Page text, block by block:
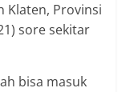
Klaten, Provinsi
sore sekitar
bisa masuk